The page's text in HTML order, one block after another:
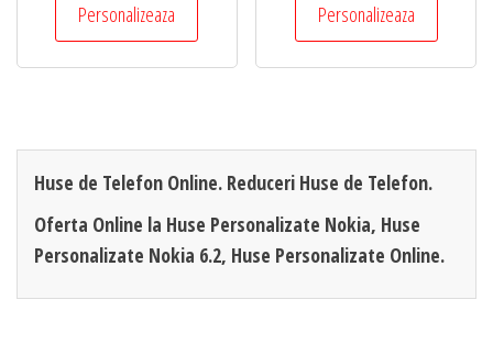
Personalizeaza Personalizeaza
Huse de Telefon Online. Reduceri Huse de Telefon.
Oferta Online la Huse Personalizate Nokia, Huse
Personalizate Nokia 6.2, Huse Personalizate Online.